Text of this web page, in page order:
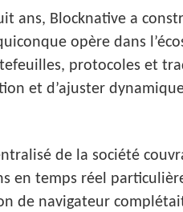
ans, Blocknative a
opère dans
protocoles et
et d’ajuster
de la société
en temps réel
de navigateur